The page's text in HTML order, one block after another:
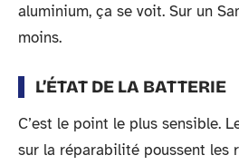
aluminium, ça se voit. Sur un
moins.
L’ÉTAT DE LA BATTERIE
C’est le point le plus sensible.
sur la réparabilité poussent les